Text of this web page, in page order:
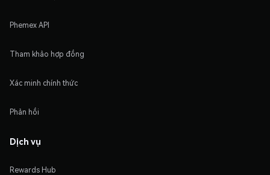
Phemex API
Tham khảo hợp đồng
Xác minh chính thức
Phản hồi
Dịch vụ
Rewards Hub